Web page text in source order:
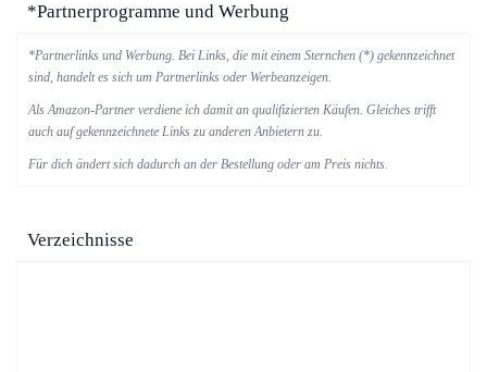
*Partnerprogramme und Werbung
*Partnerlinks und Werbung. Bei Links, die mit einem Sternchen (*) gekennzeichnet
sind, handelt es sich um Partnerlinks oder Werbeanzeigen.
Als Amazon-Partner verdiene ich damit an qualifizierten Käufen. Gleiches trifft
auch auf gekennzeichnete Links zu anderen Anbietern zu.
Für dich ändert sich dadurch an der Bestellung oder am Preis nichts.
Verzeichnisse